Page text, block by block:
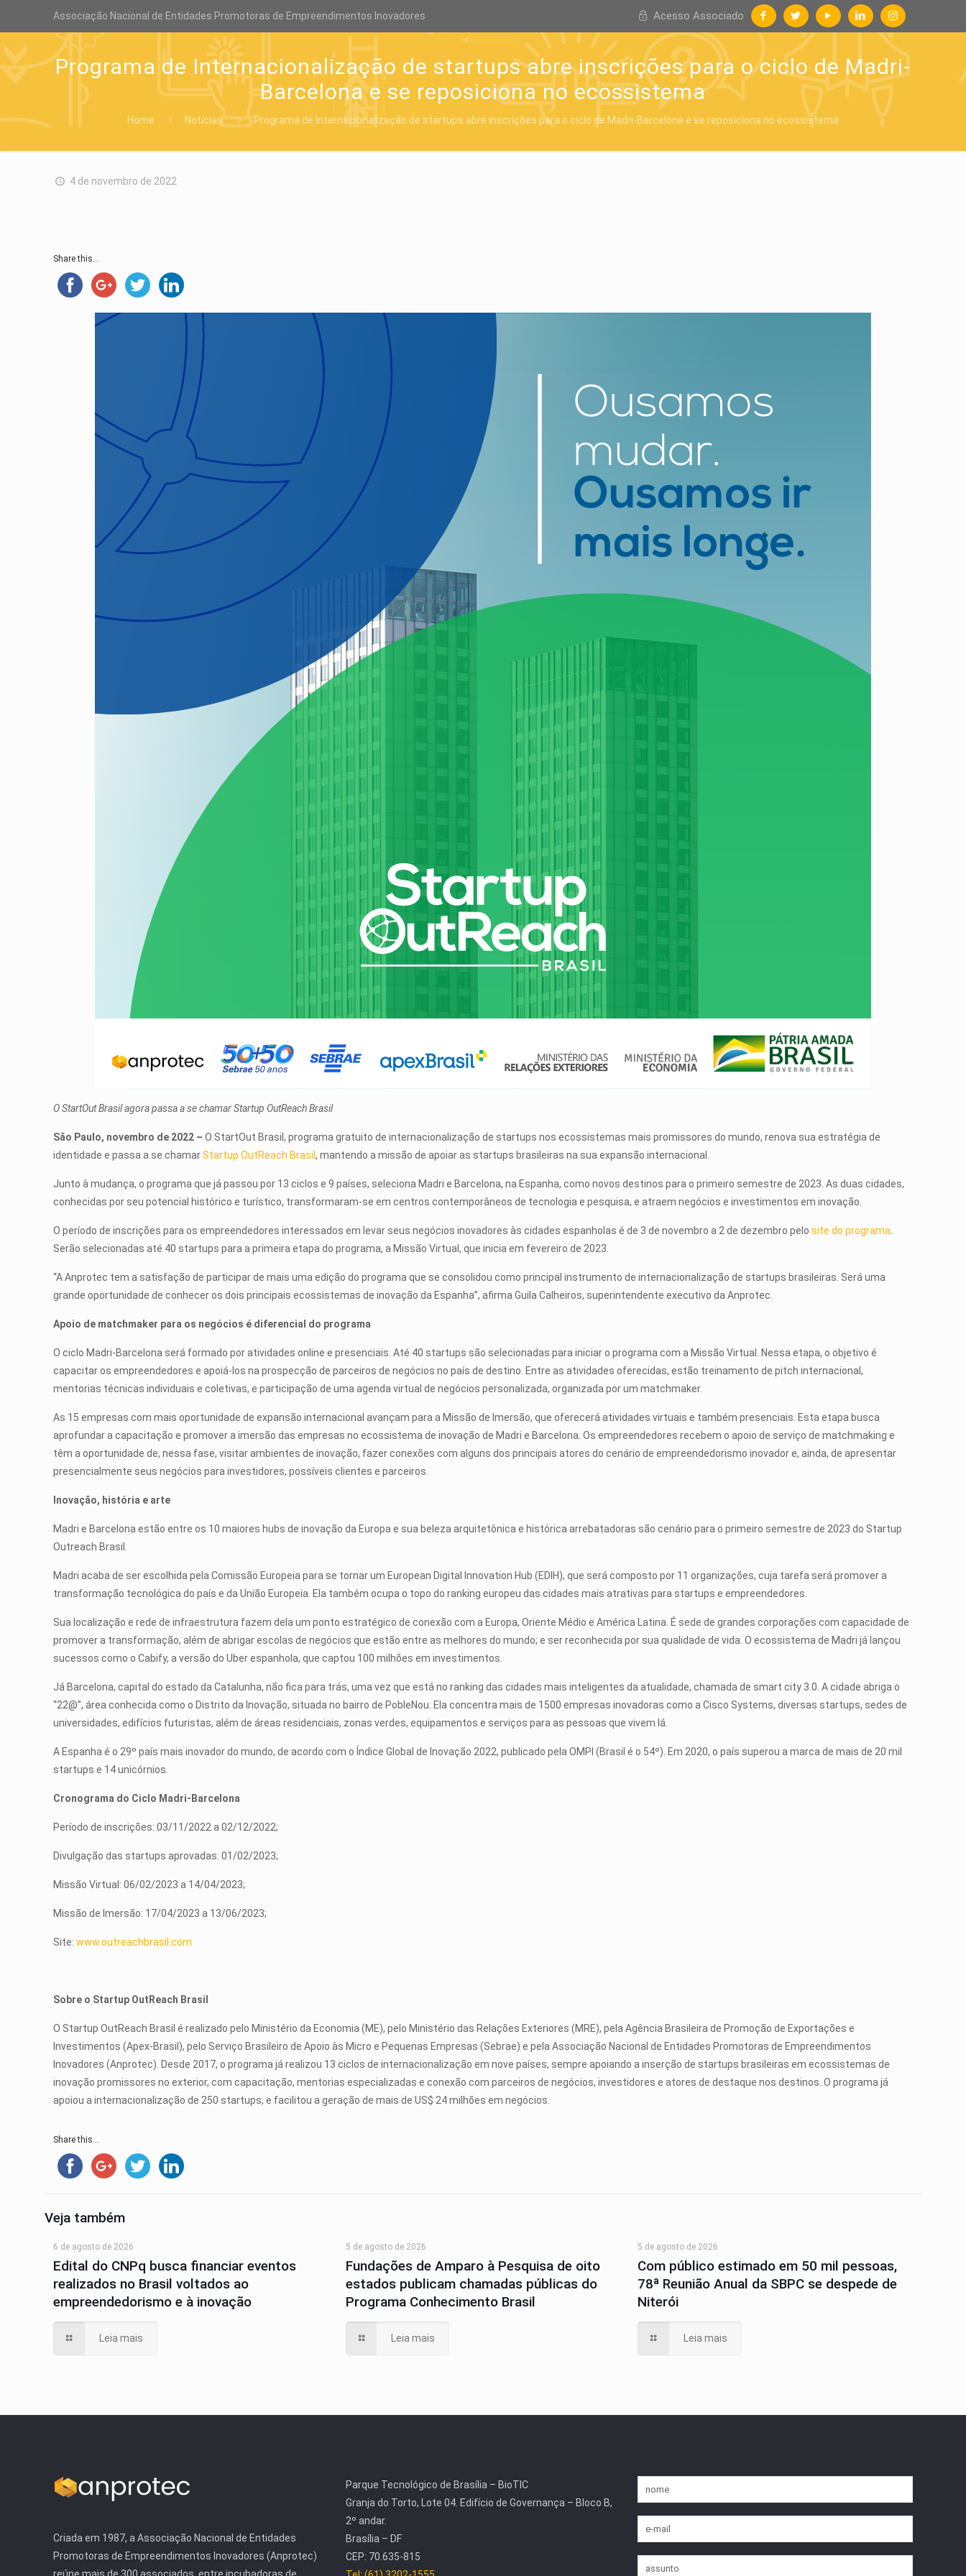
Associação Nacional de Entidades Promotoras de Empreendimentos Inovadores Acesso Associado
Programa de Internacionalização de startups abre inscrições para o ciclo de Madri-
Barcelona e se reposiciona no ecossistema
Home Notícias Programa de Internacionalização de startups abre inscrições para o ciclo de Madri-Barcelona e se reposiciona no ecossistema
4 de novembro de 2022
Share this...
O StartOut Brasil agora passa a se chamar Startup OutReach Brasil
São Paulo, novembro de 2022 – O StartOut Brasil, programa gratuito de internacionalização de startups nos ecossistemas mais promissores do mundo, renova sua estratégia de
identidade e passa a se chamarStartup OutReach Brasil,mantendo a missão de apoiar as startups brasileiras na sua expansão internacional.
Junto à mudança, o programa que já passou por 13 ciclos e 9 países, seleciona Madri e Barcelona, na Espanha, como novos destinos para o primeiro semestre de 2023. As duas cidades,
conhecidas por seu potencial histórico e turístico, transformaram-se em centros contemporâneos de tecnologia e pesquisa, e atraem negócios e investimentos em inovação.
O período de inscrições para os empreendedores interessados em levar seus negócios inovadores às cidades espanholas é de 3 de novembro a 2 de dezembro pelosite do programa
Serão selecionadas até 40 startups para a primeira etapa do programa, a Missão Virtual, que inicia em fevereiro de 2023.
“A Anprotec tem a satisfação de participar de mais uma edição do programa que se consolidou como principal instrumento de internacionalização de startups brasileiras. Será uma
grande oportunidade de conhecer os dois principais ecossistemas de inovação da Espanha”, afirma Guila Calheiros, superintendente executivo da Anprotec.
Apoio de matchmaker para os negócios é diferencial do programa
O ciclo Madri-Barcelona será formado por atividades online e presenciais. Até 40 startups são selecionadas para iniciar o programa com a Missão Virtual. Nessa etapa, o objetivo é
capacitar os empreendedores e apoiá-los na prospecção de parceiros de negócios no país de destino. Entre as atividades oferecidas, estão treinamento de pitch internacional,
mentorias técnicas individuais e coletivas, e participação de uma agenda virtual de negócios personalizada, organizada por um matchmaker.
As 15 empresas com mais oportunidade de expansão internacional avançam para a Missão de Imersão, que oferecerá atividades virtuais e também presenciais. Esta etapa busca
aprofundar a capacitação e promover a imersão das empresas no ecossistema de inovação de Madri e Barcelona. Os empreendedores recebem o apoio de serviço de matchmaking e
têm a oportunidade de, nessa fase, visitar ambientes de inovação, fazer conexões com alguns dos principais atores do cenário de empreendedorismo inovador e, ainda, de apresentar
presencialmente seus negócios para investidores, possíveis clientes e parceiros.
Inovação, história e arte
Madri e Barcelona estão entre os 10 maiores hubs de inovação da Europa e sua beleza arquitetônica e histórica arrebatadoras são cenário para o primeiro semestre de 2023 do Startup
Outreach Brasil.
Madri acaba de ser escolhida pela Comissão Europeia para se tornar um European Digital Innovation Hub (EDIH), que será composto por 11 organizações, cuja tarefa será promover a
transformação tecnológica do país e da União Europeia. Ela também ocupa o topo do ranking europeu das cidades mais atrativas para startups e empreendedores.
Sua localização e rede de infraestrutura fazem dela um ponto estratégico de conexão com a Europa, Oriente Médio e América Latina. É sede de grandes corporações com capacidade de
promover a transformação, além de abrigar escolas de negócios que estão entre as melhores do mundo; e ser reconhecida por sua qualidade de vida. O ecossistema de Madri já lançou
sucessos como o Cabify, a versão do Uber espanhola, que captou 100 milhões em investimentos.
Já Barcelona, capital do estado da Catalunha, não fica para trás, uma vez que está no ranking das cidades mais inteligentes da atualidade, chamada de smart city 3.0. A cidade abriga o
“22@”, área conhecida como o Distrito da Inovação, situada no bairro de PobleNou. Ela concentra mais de 1500 empresas inovadoras como a Cisco Systems, diversas startups, sedes de
universidades, edifícios futuristas, além de áreas residenciais, zonas verdes, equipamentos e serviços para as pessoas que vivem lá.
A Espanha é o 29º país mais inovador do mundo, de acordo com o Índice Global de Inovação 2022, publicado pela OMPI (Brasil é o 54º). Em 2020, o país superou a marca de mais de 20 mil
startups e 14 unicórnios.
Cronograma do Ciclo Madri-Barcelona
Período de inscrições: 03/11/2022 a 02/12/2022;
Divulgação das startups aprovadas: 01/02/2023;
Missão Virtual: 06/02/2023 a 14/04/2023;
Missão de Imersão: 17/04/2023 a 13/06/2023;
Site:www.outreachbrasil.com
Sobre o Startup OutReach Brasil
O Startup OutReach Brasil é realizado pelo Ministério da Economia (ME), pelo Ministério das Relações Exteriores (MRE), pela Agência Brasileira de Promoção de Exportações e
Investimentos (Apex-Brasil), pelo Serviço Brasileiro de Apoio às Micro e Pequenas Empresas (Sebrae) e pela Associação Nacional de Entidades Promotoras de Empreendimentos
Inovadores (Anprotec). Desde 2017, o programa já realizou 13 ciclos de internacionalização em nove países, sempre apoiando a inserção de startups brasileiras em ecossistemas de
inovação promissores no exterior, com capacitação, mentorias especializadas e conexão com parceiros de negócios, investidores e atores de destaque nos destinos. O programa já
apoiou a internacionalização de 250 startups, e facilitou a geração de mais de US$ 24 milhões em negócios.
Share this...
Veja também
6 de agosto de 2026
Edital do CNPq busca financiar eventos
realizados no Brasil voltados ao
empreendedorismo e à inovação
Leia mais
5 de agosto de 2026
Fundações de Amparo à Pesquisa de oito
estados publicam chamadas públicas do
Programa Conhecimento Brasil
Leia mais
5 de agosto de 2026
Com público estimado em 50 mil pessoas,
78ª Reunião Anual da SBPC se despede de
Niterói
Leia mais
Criada em 1987, a Associação Nacional de Entidades
Promotoras de Empreendimentos Inovadores (Anprotec)
Parque Tecnológico de Brasília – BioTIC
Granja do Torto, Lote 04. Edifício de Governança – Bloco B,
2º andar.
Brasília – DF
CEP: 70.635-815